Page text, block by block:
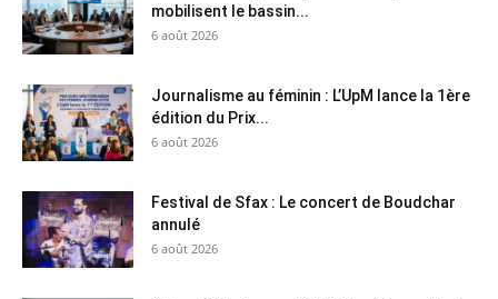
mobilisent le bassin...
6 août 2026
Journalisme au féminin : L’UpM lance la 1ère
édition du Prix...
6 août 2026
Festival de Sfax : Le concert de Boudchar
annulé
6 août 2026